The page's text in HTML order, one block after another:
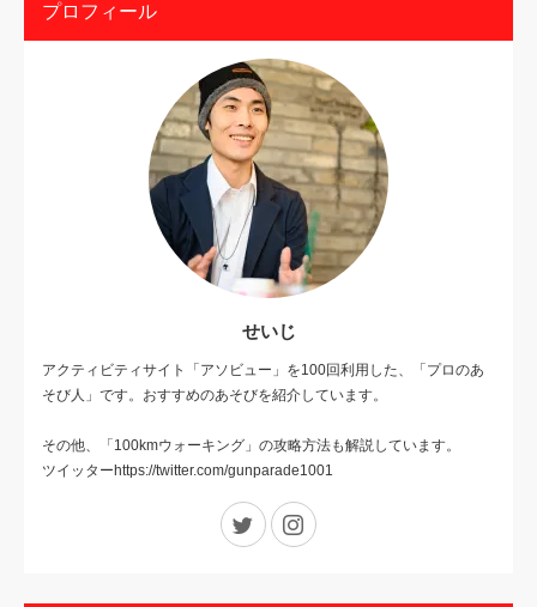
プロフィール
せいじ
アクティビティサイト「アソビュー」を100回利用した、「プロのあ
そび人」です。おすすめのあそびを紹介しています。
その他、「100kmウォーキング」の攻略方法も解説しています。
ツイッターhttps://twitter.com/gunparade1001
Twitter